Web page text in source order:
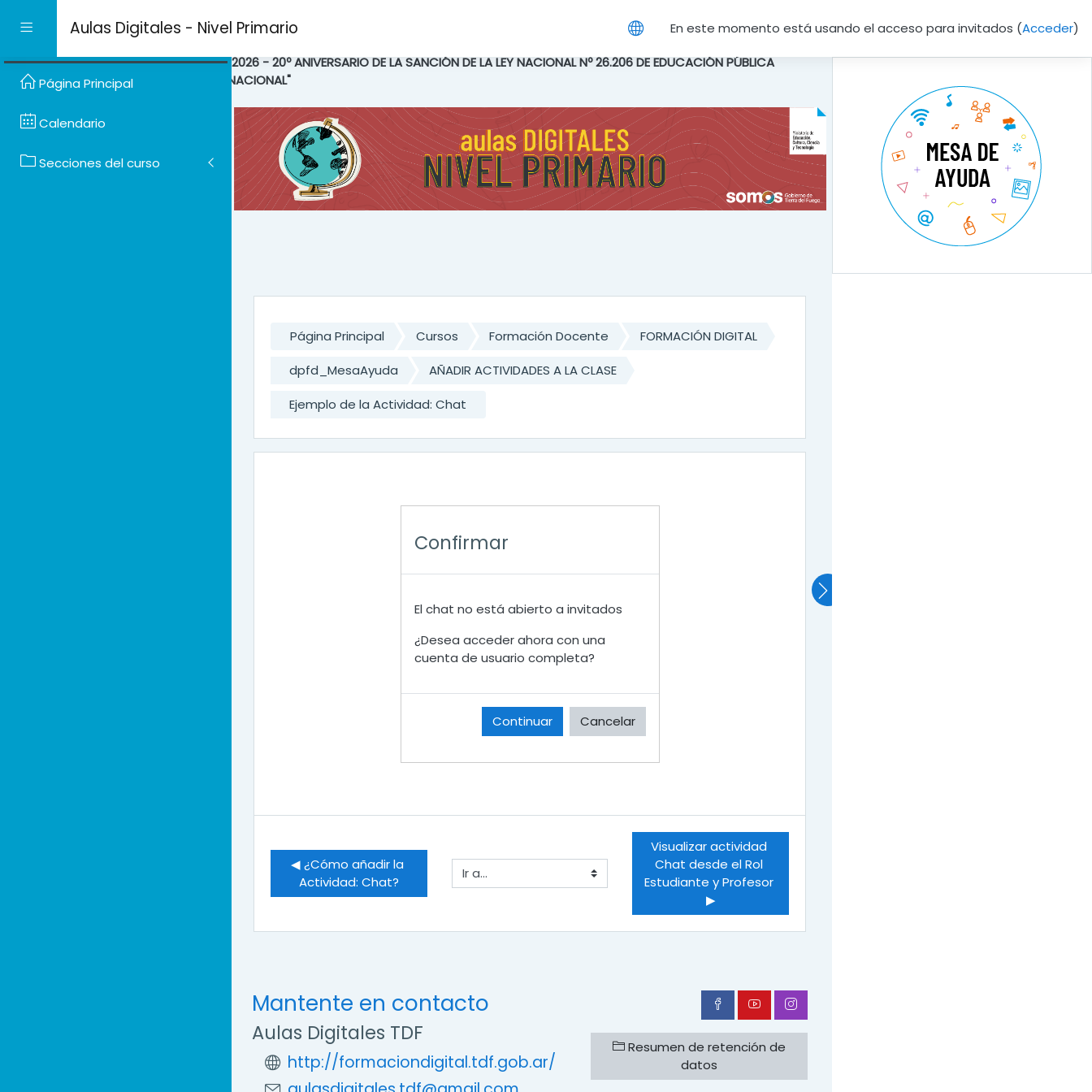
Panel lateralAulas Digitales - Nivel Primario En este momento está usando el acceso para invitados (Acceder)
"2026 - 20º ANIVERSARIO DE LA SANCIÓN DE LA LEY NACIONAL Nº 26.206 DE EDUCACIÓN PÚBLICA
NACIONAL"
Página Principal Cursos Formación Docente
FORMACIÓN DIGITAL
dpfd_MesaAyuda
AÑADIR ACTIVIDADES A LA CLASE
Ejemplo de la Actividad: Chat
Confirmar
El chat no está abierto a invitados
¿Desea acceder ahora con una
cuenta de usuario completa?
Continuar Cancelar
◀︎ ¿Cómo añadir la
Actividad: Chat?
Ir a...
Visualizar actividad
Chat desde el Rol
Estudiante y Profesor
▶︎
Página Principal
Calendario
Secciones del curso
Mantente en contacto
Aulas Digitales TDF
http://formaciondigital.tdf.gob.ar/
Resumen de retención de
datos